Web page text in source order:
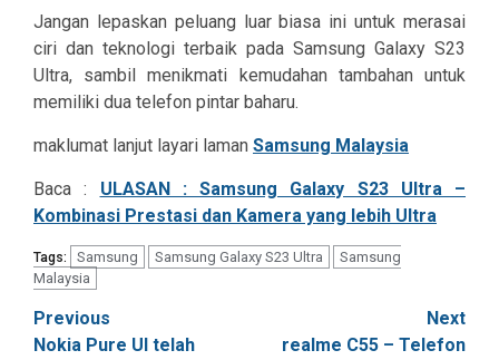
Jangan lepaskan peluang luar biasa ini untuk merasai
ciri dan teknologi terbaik pada Samsung Galaxy S23
Ultra, sambil menikmati kemudahan tambahan untuk
memiliki dua telefon pintar baharu.
maklumat lanjut layari laman Samsung Malaysia
Baca : ULASAN : Samsung Galaxy S23 Ultra –
Kombinasi Prestasi dan Kamera yang lebih Ultra
Tags: Samsung Samsung Galaxy S23 Ultra
Samsung
Malaysia
Post
Previous
Nokia Pure UI telah
Next
realme C55 – Telefon